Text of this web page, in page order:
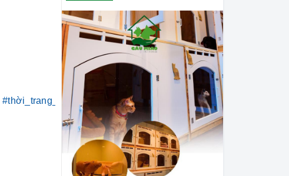
#thời_trang_thú_cưng #khách_sạn_thú_cưng